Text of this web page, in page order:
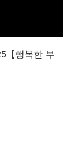
【행복한 부